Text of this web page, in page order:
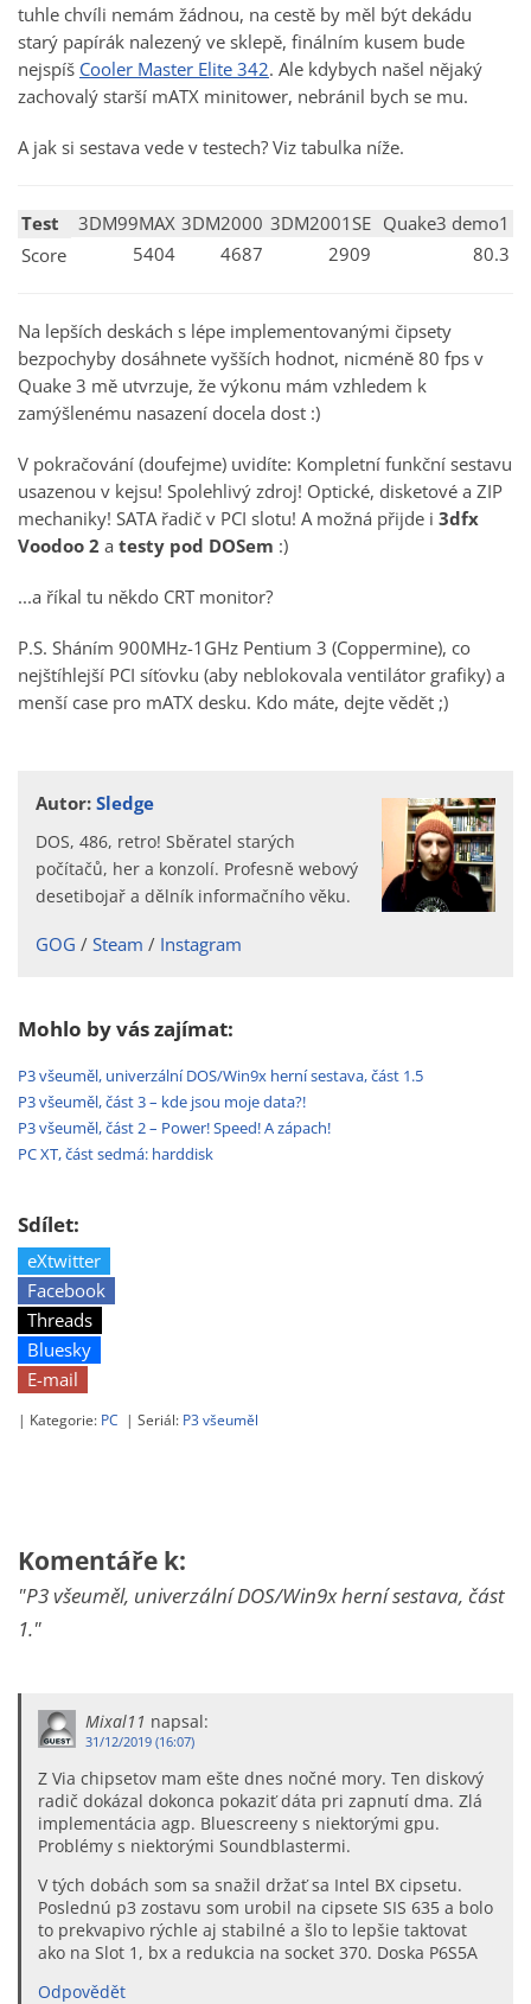
tuhle chvíli nemám žádnou, na cestě by měl být dekádu
starý papírák nalezený ve sklepě, finálním kusem bude
nejspíš Cooler Master Elite 342. Ale kdybych našel nějaký
zachovalý starší mATX minitower, nebránil bych se mu.
A jak si sestava vede v testech? Viz tabulka níže.
Test 3DM99MAX 3DM2000 3DM2001SE Quake3 demo1
Score
5404 4687 2909 80.3
Na lepších deskách s lépe implementovanými čipsety
bezpochyby dosáhnete vyšších hodnot, nicméně 80 fps v
Quake 3 mě utvrzuje, že výkonu mám vzhledem k
zamýšlenému nasazení docela dost :)
V pokračování (doufejme) uvidíte: Kompletní funkční sestavu
usazenou v kejsu! Spolehlivý zdroj! Optické, disketové a ZIP
mechaniky! SATA řadič v PCI slotu! A možná přijde i 3dfx
Voodoo 2 a testy pod DOSem :)
...a říkal tu někdo CRT monitor?
P.S. Sháním 900MHz-1GHz Pentium 3 (Coppermine), co
nejštíhlejší PCI síťovku (aby neblokovala ventilátor grafiky) a
menší case pro mATX desku. Kdo máte, dejte vědět ;)
Autor:Sledge
DOS, 486, retro! Sběratel starých
počítačů, her a konzolí. Profesně webový
desetibojař a dělník informačního věku.
GOG Steam Instagram
Mohlo by vás zajímat:
P3 všeuměl, univerzální DOS/Win9x herní sestava, část 1.5
P3 všeuměl, část 3 – kde jsou moje data?!
P3 všeuměl, část 2 – Power! Speed! A zápach!
PC XT, část sedmá: harddisk
Sdílet:
eXtwitter
Facebook
Threads
Bluesky
E-mail
| Kategorie: PC | Seriál: P3 všeuměl
Komentáře k:
"P3 všeuměl, univerzální DOS/Win9x herní sestava, část
1."
Mixal11 napsal:
31/12/2019 (16:07)
Z Via chipsetov mam ešte dnes nočné mory. Ten diskový
radič dokázal dokonca pokaziť dáta pri zapnutí dma. Zlá
implementácia agp. Bluescreeny s niektorými gpu.
Problémy s niektorými Soundblastermi.
V tých dobách som sa snažil držať sa Intel BX cipsetu.
Poslednú p3 zostavu som urobil na cipsete SIS 635 a bolo
to prekvapivo rýchle aj stabilné a šlo to lepšie taktovat
ako na Slot 1, bx a redukcia na socket 370. Doska P6S5A
Odpovědět